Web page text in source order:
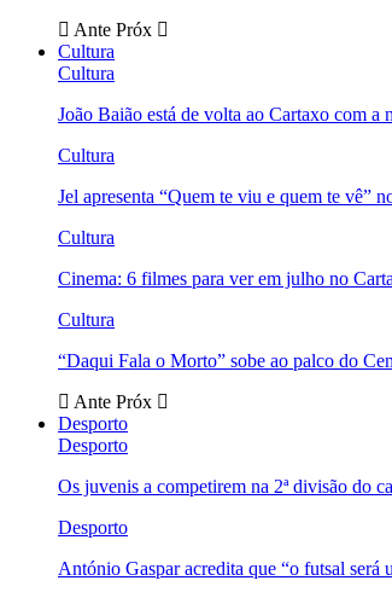
Ante Próx
Cultura
Cultura
João Baião está de volta ao Cartaxo com
Cultura
Jel apresenta “Quem te viu e quem te vê”
Cultura
Cinema: 6 filmes para ver em julho no
Cultura
“Daqui Fala o Morto” sobe ao palco do
Ante Próx
Desporto
Desporto
Os juvenis a competirem na 2ª divisão do
Desporto
António Gaspar acredita que “o futsal será